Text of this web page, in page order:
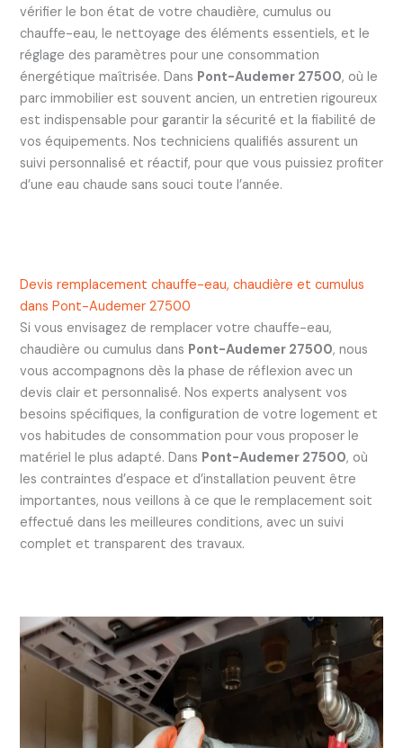
vérifier le bon état de votre chaudière, cumulus ou
chauffe-eau, le nettoyage des éléments essentiels, et le
réglage des paramètres pour une consommation
énergétique maîtrisée. Dans Pont-Audemer 27500, où le
parc immobilier est souvent ancien, un entretien rigoureux
est indispensable pour garantir la sécurité et la fiabilité de
vos équipements. Nos techniciens qualifiés assurent un
suivi personnalisé et réactif, pour que vous puissiez profiter
d’une eau chaude sans souci toute l’année.
Devis remplacement chauffe-eau, chaudière et cumulus
dans Pont-Audemer 27500
Si vous envisagez de remplacer votre chauffe-eau,
chaudière ou cumulus dans Pont-Audemer 27500, nous
vous accompagnons dès la phase de réflexion avec un
devis clair et personnalisé. Nos experts analysent vos
besoins spécifiques, la configuration de votre logement et
vos habitudes de consommation pour vous proposer le
matériel le plus adapté. Dans Pont-Audemer 27500, où
les contraintes d’espace et d’installation peuvent être
importantes, nous veillons à ce que le remplacement soit
effectué dans les meilleures conditions, avec un suivi
complet et transparent des travaux.